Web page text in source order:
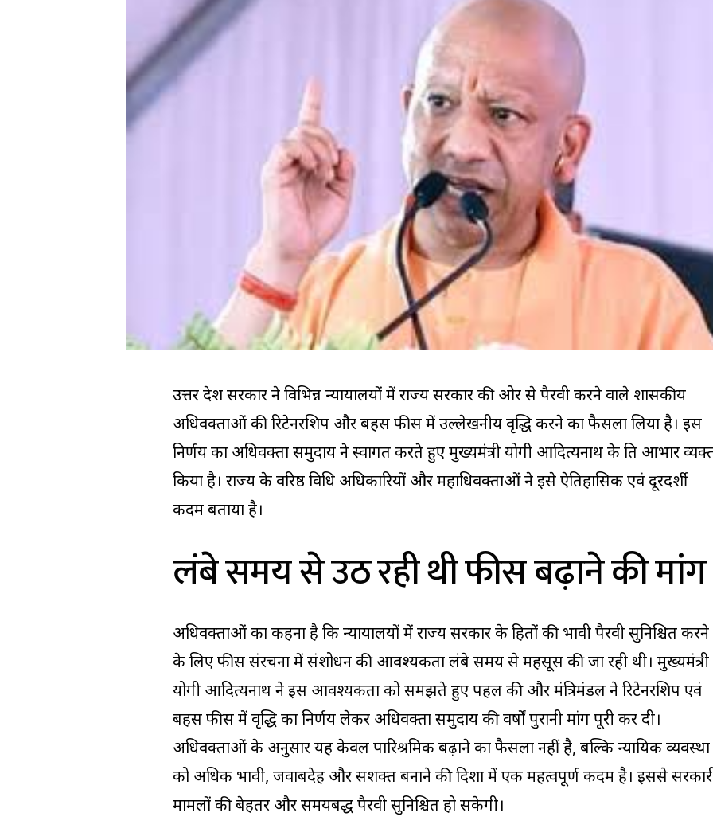
उत्तर प्रदेश सरकार ने विभिन्न न्यायालयों में राज्य सरकार की ओर से पैरवी करने वाले शासकीय
अधिवक्ताओं की रिटेनरशिप और बहस फीस में उल्लेखनीय वृद्धि करने का फैसला लिया है। इस
निर्णय का अधिवक्ता समुदाय ने स्वागत करते हुए मुख्यमंत्री योगी आदित्यनाथ के प्रति आभार
किया है। राज्य के वरिष्ठ विधि अधिकारियों और महाधिवक्ताओं ने इसे ऐतिहासिक एवं दूरदर्शी
कदम बताया है।
लंबे समय से उठ रही थी फीस बढ़ाने की मांग
अधिवक्ताओं का कहना है कि न्यायालयों में राज्य सरकार के हितों की प्रभावी पैरवी सुनिश्चित करने
के लिए फीस संरचना में संशोधन की आवश्यकता लंबे समय से महसूस की जा रही थी। मुख्यमंत्री
योगी आदित्यनाथ ने इस आवश्यकता को समझते हुए पहल की और मंत्रिमंडल ने रिटेनरशिप एवं
बहस फीस में वृद्धि का निर्णय लेकर अधिवक्ता समुदाय की वर्षों पुरानी मांग पूरी कर दी।
अधिवक्ताओं के अनुसार यह केवल पारिश्रमिक बढ़ाने का फैसला नहीं है, बल्कि न्यायिक व्यवस्था
को अधिक प्रभावी, जवाबदेह और सशक्त बनाने की दिशा में एक महत्वपूर्ण कदम है। इससे
मामलों की बेहतर और समयबद्ध पैरवी सुनिश्चित हो सकेगी।